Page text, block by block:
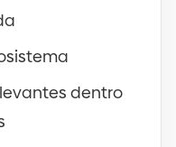
dentro